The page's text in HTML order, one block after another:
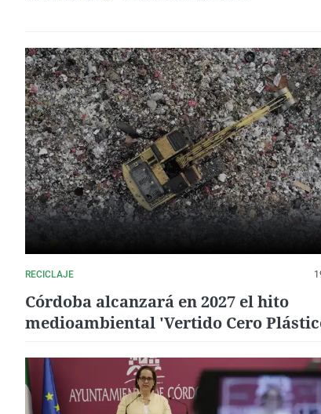
RECICLAJE
Córdoba alcanzará en 2027 el hito
medioambiental 'Vertido Cero